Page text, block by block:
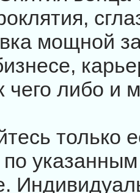
мощной
чего либо и
только